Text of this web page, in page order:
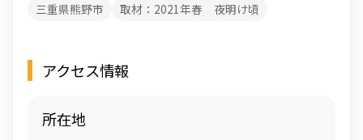
三重県熊野市 取材：2021年春 夜明け頃
アクセス情報
所在地